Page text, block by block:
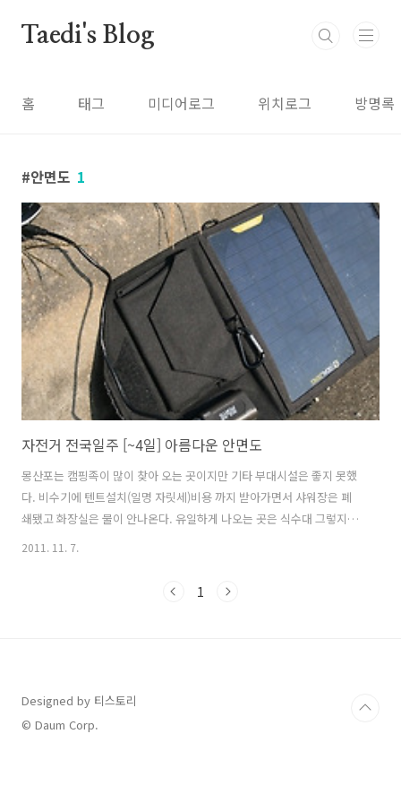
Taedi's Blog
홈 태그 미디어로그 위치로그 방명록
안면도 1
자전거 전국일주 [~4일] 아름다운 안면도
몽산포는 캠핑족이 많이 찾아 오는 곳이지만 기타 부대시설은 좋지 못했
다. 비수기에 텐트설치(일명 자릿세)비용 까지 받아가면서 샤워장은 폐
쇄됐고 화장실은 물이 안나온다. 유일하게 나오는 곳은 식수대 그렇지만
이곳 또한 매우 비위생적이고 관리도 안되는 것 같았다. 오토캥핑족이 아
이다. 어쨋거나 오늘은 안면도의 해안가를 따라서 내려가다가 영목항에
2011. 11. 7.
1
Designed by 티스토리
© Daum Corp.